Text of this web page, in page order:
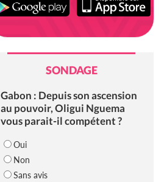
SONDAGE
Gabon : Depuis son ascension
au pouvoir, Oligui Nguema
vous parait-il compétent ?
Oui
Non
Sans avis